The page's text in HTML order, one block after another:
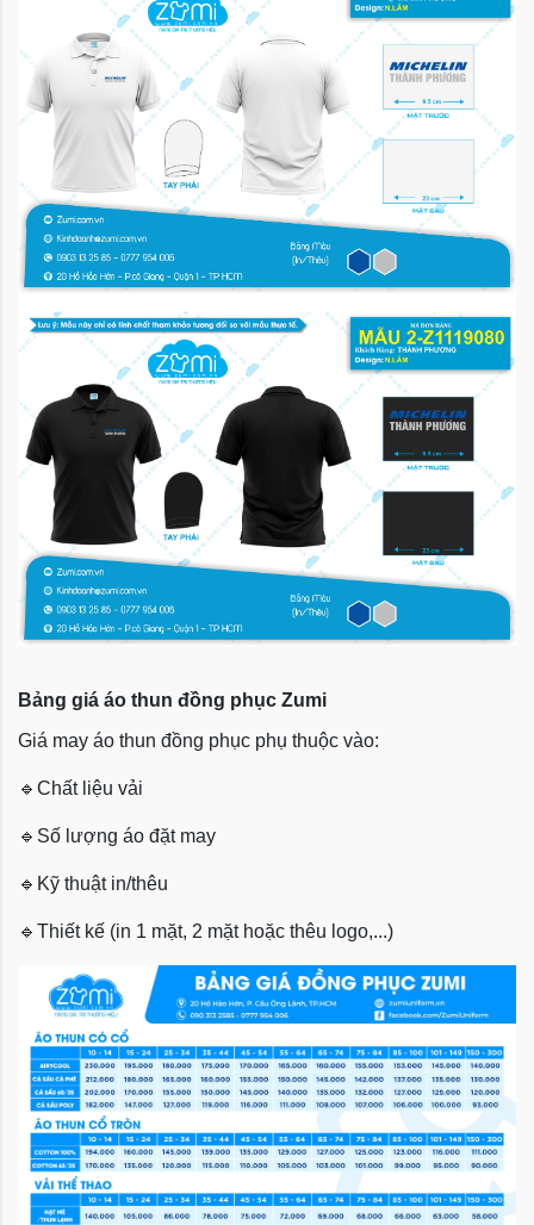
Bảng giá áo thun đồng phục Zumi
Giá may áo thun đồng phục phụ thuộc vào:
🔹 Chất liệu vải
🔹 Số lượng áo đặt may
🔹 Kỹ thuật in/thêu
🔹 Thiết kế (in 1 mặt, 2 mặt hoặc thêu logo,...)